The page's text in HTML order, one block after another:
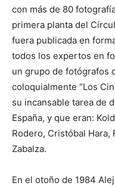
con más de 80
primera planta del
fuera publicada en
todos los expertos en
un grupo de fotógrafos
coloquialmente “Los
su incansable tarea de
España, y que eran:
Rodero, Cristóbal Hara,
Zabalza.
En el otoño de 1984